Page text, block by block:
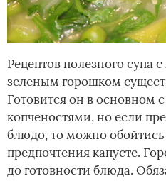
Рецептов полезного супа
зеленым горошком
Готовится он в основном
копченостями, но если
блюдо, то можно обойтись
предпочтения капусте.
до готовности блюда.